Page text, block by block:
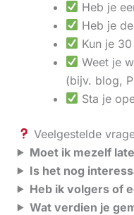
Heb je
Heb je
Kun je
Weet je
(bijv. blog,
Sta je
Veelgestelde
Moet ik mezelf
Is het nog
Heb ik volgers of
Wat verdien je